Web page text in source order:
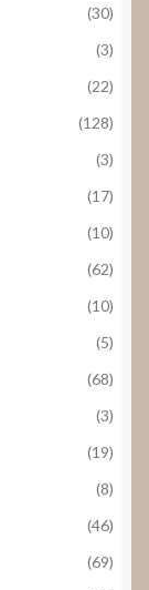
(30)
(3)
(22)
(128)
(3)
(17)
(10)
(62)
(10)
(5)
(68)
(3)
(19)
(8)
(46)
(69)